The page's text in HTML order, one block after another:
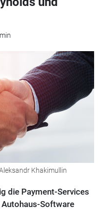
Khakimullin
die Payment-Services
Software